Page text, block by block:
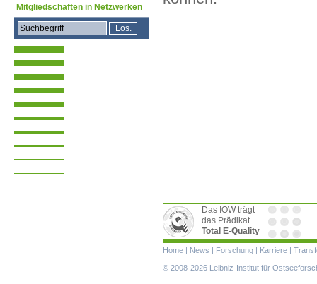
Mitgliedschaften in Netzwerken
Das IOW trägt
das Prädikat
Total E-Quality
Navigation
überspringen
Home | News | Forschung | Karriere |
© 2008-2026 Leibniz-Institut für